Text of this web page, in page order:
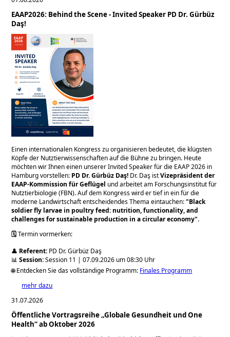
EAAP2026: Behind the Scene - Invited Speaker PD Dr. Gürbüz
Daş!
Einen internationalen Kongress zu organisieren bedeutet, die klügsten
Köpfe der Nutztierwissenschaften auf die Bühne zu bringen. Heute
möchten wir Ihnen einen unserer Invited Speaker für die EAAP 2026 in
Hamburg vorstellen: PD Dr. Gürbüz Daş! Dr. Daş istVizepräsident der
EAAP-Kommission für Geflügel und arbeitet am Forschungsinstitut für
Nutztierbiologie (FBN). Auf dem Kongress wird er tief in ein für die
moderne Landwirtschaft entscheidendes Thema eintauchen: Black
soldier fly larvae in poultry feed: nutrition, functionality, and
challenges for sustainable production in a circular economy .
🗓️Termin vormerken:
👤 Referent: PD Dr. Gürbüz Daş
📊 Session:Session 11 | 07.09.2026 um 08:30 Uhr
🌐 Entdecken Sie das vollständige Programm: Finales Programm
mehr dazu
31.07.2026
Öffentliche Vortragsreihe „Globale Gesundheit und One
Health“ ab Oktober 2026